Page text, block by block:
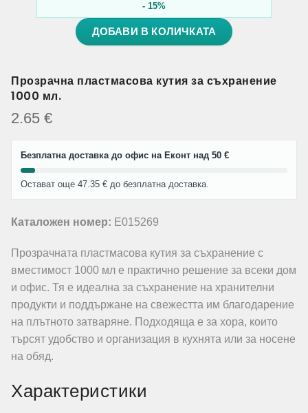
- 15%
ДОБАВИ В КОЛИЧКАТА
Прозрачна пластмасова кутия за съхранение
1000 мл.
2.65 €
Безплатна доставка до офис на Еконт над 50 €
Остават още 47.35 € до безплатна доставка.
Каталожен номер: E015269
Прозрачната пластмасова кутия за съхранение с
вместимост 1000 мл е практично решение за всеки дом
и офис. Тя е идеална за съхранение на хранителни
продукти и поддържане на свежестта им благодарение
на плътното затваряне. Подходяща е за хора, които
търсят удобство и организация в кухнята или за носене
на обяд.
Характеристики